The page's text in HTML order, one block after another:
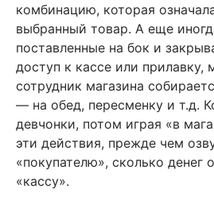
комбинацию, которая
выбранный товар. А еще
поставленные на бок и
доступ к кассе или прилавку,
сотрудник магазина
— на обед, пересменку и т.д.
девчонки, потом играя «в
эти действия, прежде чем
«покупателю», сколько денег
«кассу».